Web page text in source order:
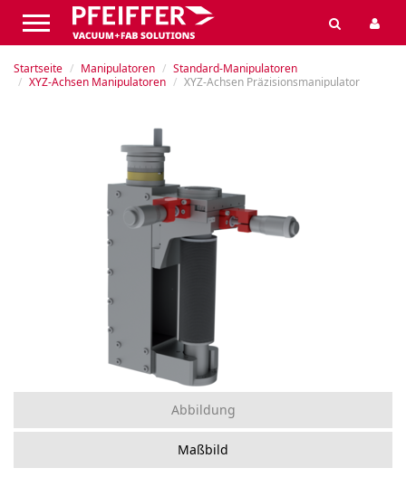
Startseite Manipulatoren
Standard-Manipulatoren
XYZ-Achsen Manipulatoren
XYZ-Achsen Präzisionsmanipulator
Abbildung
Maßbild